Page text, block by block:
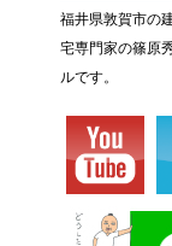
福井県敦賀市の
宅専門家の篠原
ルです。